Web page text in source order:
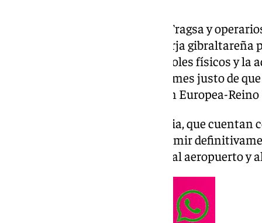
Obreros de la empresa pública Tragsa y
carrera en ambos lados de la Verja
desmantelamiento de los controles físicos y la
aduanas, cuando estamos a un mes justo de
vigor el histórico Acuerdo Unión Europea-
Estas intervenciones de urgencia, que
millones de euros, buscan suprimir
y trasladar el control Schengen al aeropuerto